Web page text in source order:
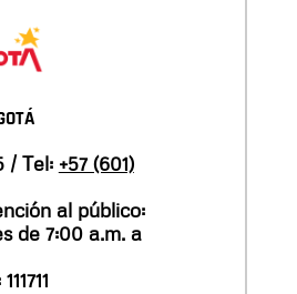
/ Tel: +57 (601)
al público:
de 7:00 a.m. a